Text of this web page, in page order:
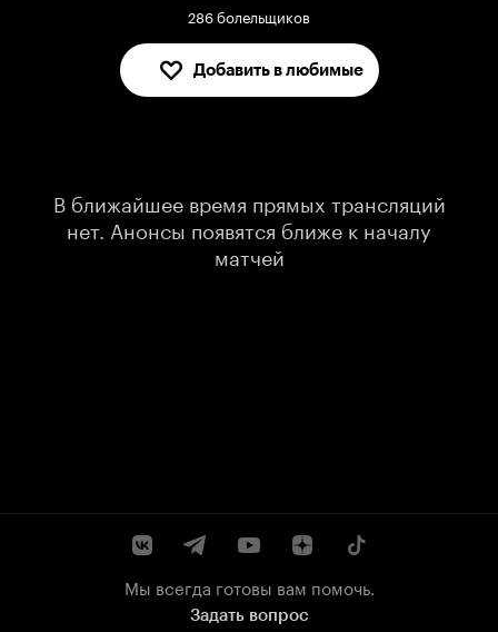
286 болельщиков
Добавить в любимые
В любимых
В ближайшее время прямых трансляций
нет. Анонсы появятся ближе к началу
матчей
Мы всегда готовы вам помочь.
Задать вопрос